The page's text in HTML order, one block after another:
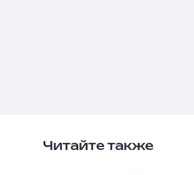
Читайте также